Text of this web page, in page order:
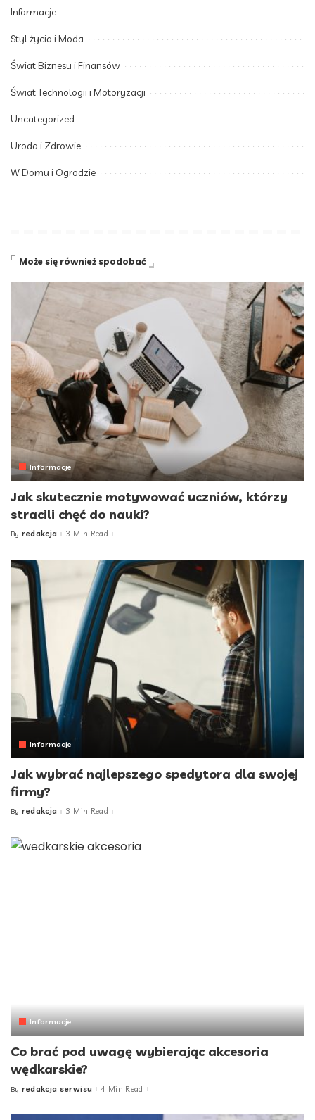
Informacje
Styl życia i Moda
Świat Biznesu i Finansów
Świat Technologii i Motoryzacji
Uncategorized
Uroda i Zdrowie
W Domu i Ogrodzie
Może się również spodobać
Informacje
Jak skutecznie motywować uczniów, którzy
stracili chęć do nauki?
Posted
By redakcja 3 Min Read
Informacje
Jak wybrać najlepszego spedytora dla swojej
firmy?
Posted
By redakcja 3 Min Read
Informacje
Co brać pod uwagę wybierając akcesoria
wędkarskie?
Posted
By redakcja serwisu 4 Min Read